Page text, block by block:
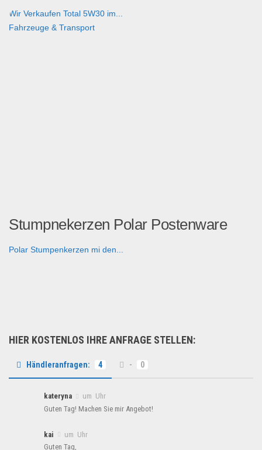
Wir Verkaufen Total 5W30 im...
Fahrzeuge & Transport
Stumpnekerzen Polar Postenware
Polar Stumpenkerzen mi den...
HIER KOSTENLOS IHRE ANFRAGE STELLEN:
Händleranfragen: 4 - 0
kateryna
um Uhr
Guten Tag! Machen Sie mir Angebot!
kai
um Uhr
Guten Tag,